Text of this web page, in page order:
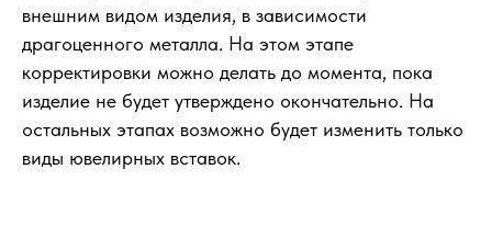
внешним видом изделия, в зависимости
драгоценного металла. На этом этапе
корректировки можно делать до момента, пока
изделие не будет утверждено окончательно. На
остальных этапах возможно будет изменить только
виды ювелирных вставок.